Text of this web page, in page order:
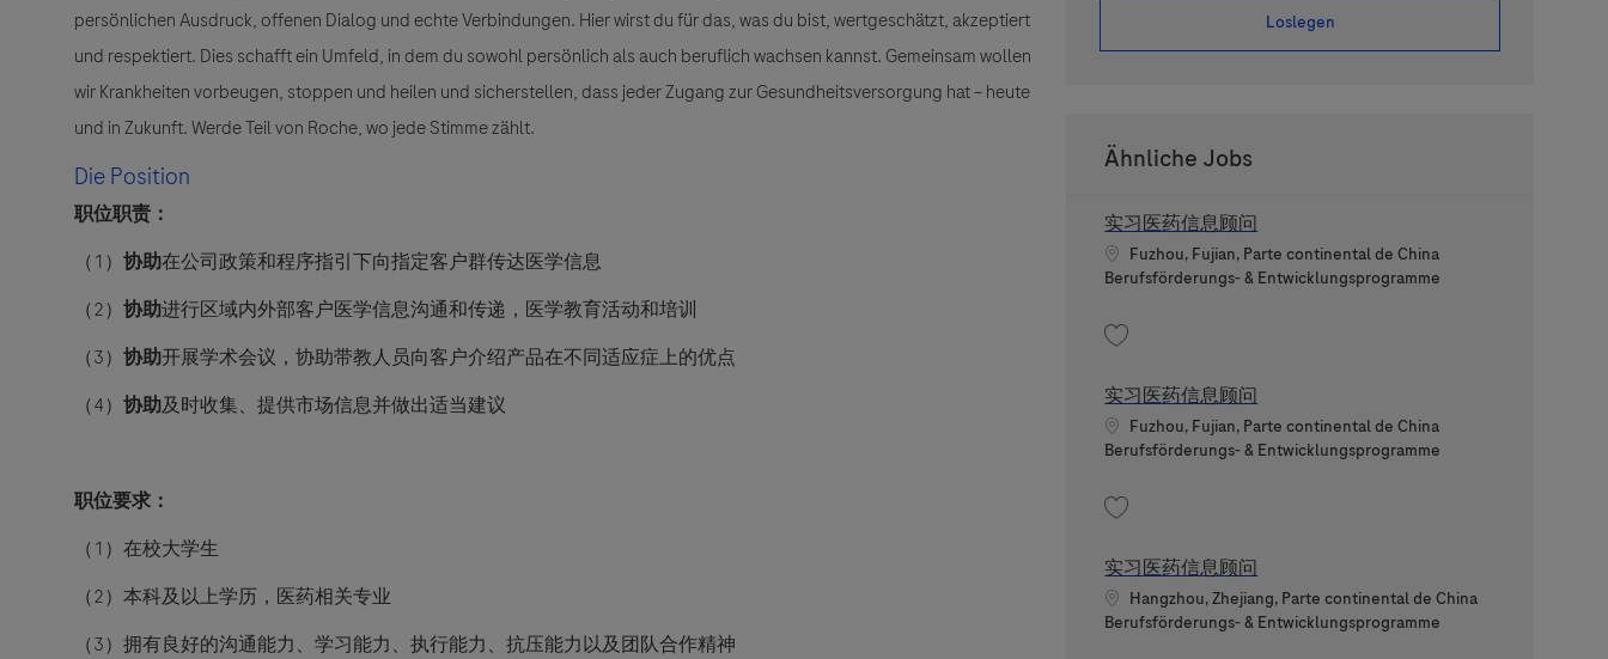
persönlichen Ausdruck, offenen Dialog und echte Verbindungen. Hier wirst du für das, was du bist, wertgeschätzt, akzeptiert
und respektiert. Dies schafft ein Umfeld, in dem du sowohl persönlich als auch beruflich wachsen kannst. Gemeinsam wollen
wir Krankheiten vorbeugen, stoppen und heilen und sicherstellen, dass jeder Zugang zur Gesundheitsversorgung hat – heute
und in Zukunft. Werde Teil von Roche, wo jede Stimme zählt.
Die Position
职位职责：
（1 ） 协助在公司政策和程序指引下向指定客户群传达医学信息
（2） 协助进行区域内外部客户医学信息沟通和传递，医学教育活动和培训
（3） 协助开展学术会议，协助带教人员向客户介绍产品在不同适应症上的优点
（4） 协助及时收集、提供市场信息并做出适当建议
职位要求：
（1 ）在校大学生
（2）本科及以上学历，医药相关专业
（3）拥有良好的沟通能力、学习能力、执行能力、抗压能力以及团队合作精神
Loslegen
Ähnliche Jobs
实习医药信息顾问
Standort
Fuzhou, Fujian, Parte continental de China
Kategorie
Berufsförderungs- & Entwicklungsprogramme
实习医药信息顾问
Standort
Fuzhou, Fujian, Parte continental de China
Kategorie
Berufsförderungs- & Entwicklungsprogramme
实习医药信息顾问
Standort
Hangzhou, Zhejiang, Parte continental de China
Kategorie
Berufsförderungs- & Entwicklungsprogramme